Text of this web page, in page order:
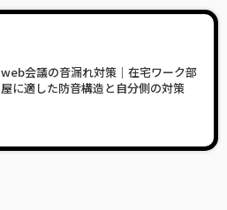
web会議の音漏れ対策｜在宅ワーク部
屋に適した防音構造と自分側の対策